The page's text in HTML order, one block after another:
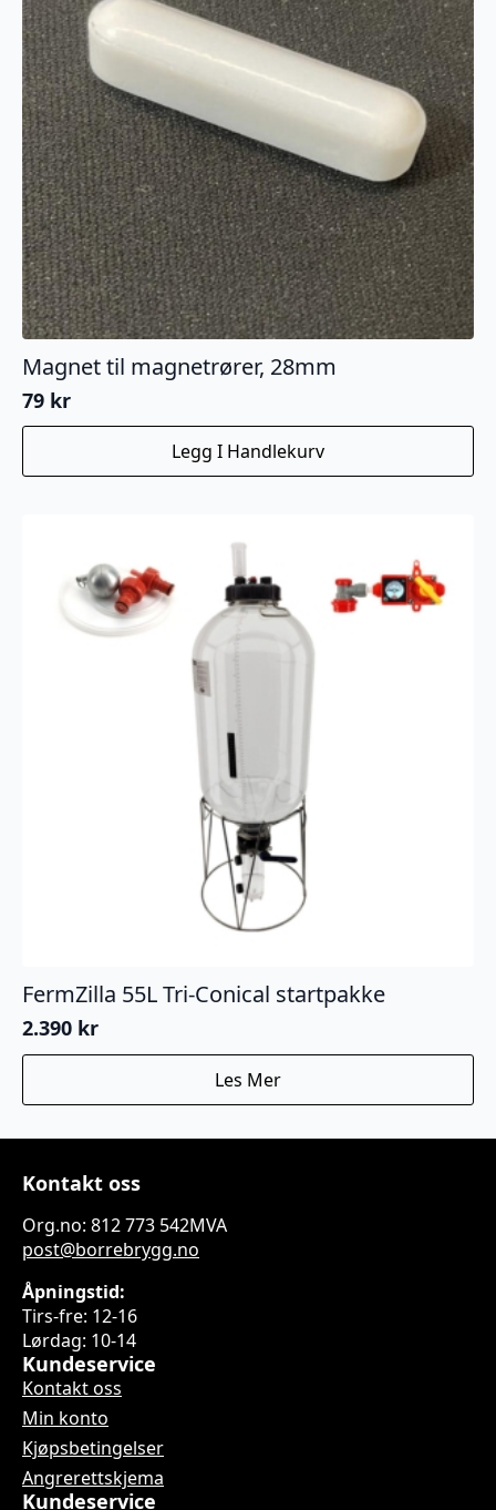
Magnet til magnetrører, 28mm
79 kr
Legg I Handlekurv
FermZilla 55L Tri-Conical startpakke
2.390 kr
Les Mer
Kontakt oss
Org.no: 812 773 542MVA
post@borrebrygg.no
Åpningstid:
Tirs-fre: 12-16
Lørdag: 10-14
Kundeservice
Kontakt oss
Min konto
Kjøpsbetingelser
Angrerettskjema
Kundeservice